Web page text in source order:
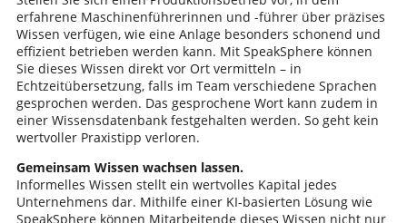
erfahrene Maschinenführerinnen und -führer über präzises
Wissen verfügen, wie eine Anlage besonders schonend und
effizient betrieben werden kann. Mit SpeakSphere können
Sie dieses Wissen direkt vor Ort vermitteln – in
Echtzeitübersetzung, falls im Team verschiedene Sprachen
gesprochen werden. Das gesprochene Wort kann zudem in
einer Wissensdatenbank festgehalten werden. So geht kein
wertvoller Praxistipp verloren.
Gemeinsam Wissen wachsen lassen.
Informelles Wissen stellt ein wertvolles Kapital jedes
Unternehmens dar. Mithilfe einer KI-basierten Lösung wie
SpeakSphere können Mitarbeitende dieses Wissen nicht nur